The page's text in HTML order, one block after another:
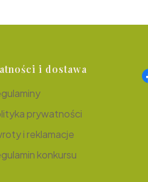
i dostawa
prywatności
i reklamacje
konkursu